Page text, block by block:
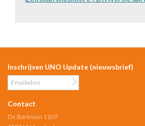
Inschrijven UNO Update (nieuwsbrief)
Contact
De Boelelaan 1109